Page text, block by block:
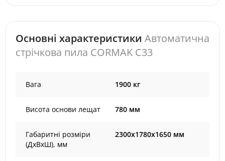
Основні характеристики Автоматична
стрічкова пила CORMAK C33
Вага 1900 кг
Висота основи лещат 780 мм
Габаритні розміри
(ДхВхШ), мм
2300x1780x1650 мм